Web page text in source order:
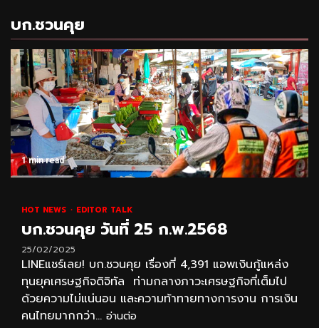
บก.ชวนคุย
1 min read
HOT NEWS EDITOR TALK
บก.ชวนคุย วันที่ 25 ก.พ.2568
25/02/2025
LINEแชร์เลย! บก.ชวนคุย เรื่องที่ 4,391 แอพเงินกู้แหล่ง
ทุนยุคเศรษฐกิจดิจิทัล ท่ามกลางภาวะเศรษฐกิจที่เต็มไป
ด้วยความไม่แน่นอน และความท้าทายทางการงาน การเงิน
คนไทยมากกว่า... อ่านต่อ